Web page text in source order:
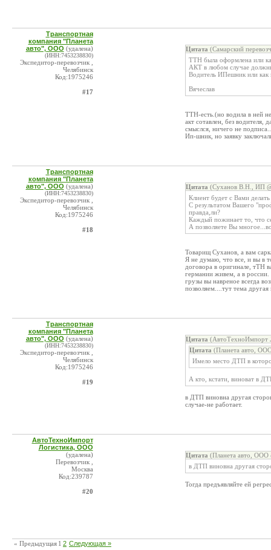
Транспортная
компания "Планета
авто", ООО (удалена)
(ИНН:7453238830)
Экспедитор-перевозчик ,
Челябинск
Код:1975246
#17
Цитата (Самарский
ТТН была оформлена или
АКТ в любом случае
Водитель ИПешник или как
Вячеслав
ТТН-есть.(но водила в ней
акт сотавлен, без водителя,
смыслся, ничего не
Ип-шник, но заявку
Транспортная
компания "Планета
авто", ООО (удалена)
(ИНН:7453238830)
Экспедитор-перевозчик ,
Челябинск
Код:1975246
#18
Цитата (Суханов В.Н., ИП
Клиент будет с Вами
С результатом Вашего
правда,ли?
Каждый пожинает то, что
А позволяете Вы
Товарищ Суханов, а вам
Я не думаю, что все, и вы в
договора в оригинале, тТН
германии живем, а в россии.
грузы вы навреное всегда
позволяем....тут тема
Транспортная
компания "Планета
авто", ООО (удалена)
(ИНН:7453238830)
Экспедитор-перевозчик ,
Челябинск
Код:1975246
#19
Цитата (АвтоТехноИмпорт
Цитата (Планета авто,
Имело место ДТП в
А кто, кстати, виноват в
в ДТП виновна другая
случае-не работает.
АвтоТехноИмпорт
Логистика, ООО
(удалена)
Перевозчик ,
Москва
Код:239787
#20
Цитата (Планета авто, ООО
в ДТП виновна другая
Тогда предъявляйте ей
« Предыдущая 1 2 Следующая »